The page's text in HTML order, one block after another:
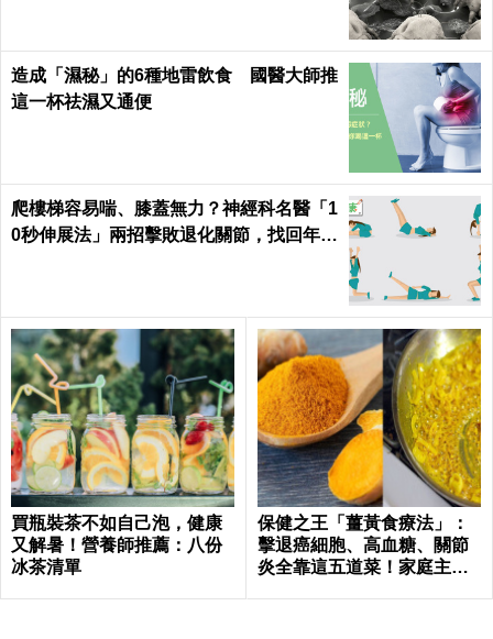
造成「濕秘」的6種地雷飲食 國醫大師推
這一杯祛濕又通便
爬樓梯容易喘、膝蓋無力？神經科名醫「1
0秒伸展法」兩招擊敗退化關節，找回年輕
買瓶裝茶不如自己泡，健康
又解暑！營養師推薦：八份
冰茶清單
保健之王「薑黃食療法」：
擊退癌細胞、高血糖、關節
炎全靠這五道菜！家庭主婦